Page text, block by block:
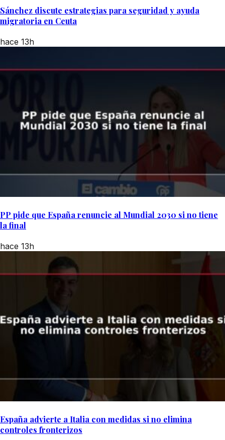
Sánchez discute estrategias para seguridad y ayuda
migratoria en Ceuta
hace 13h
PP pide que España renuncie al Mundial 2030 si no tiene
la final
hace 13h
España advierte a Italia con medidas si no elimina
controles fronterizos